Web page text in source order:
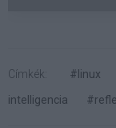
Címkék: #linux
intelligencia